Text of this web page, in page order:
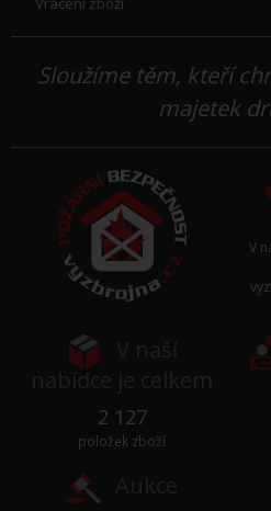
Sloužíme těm, kteří
majetek
V
2 127
položek zboží